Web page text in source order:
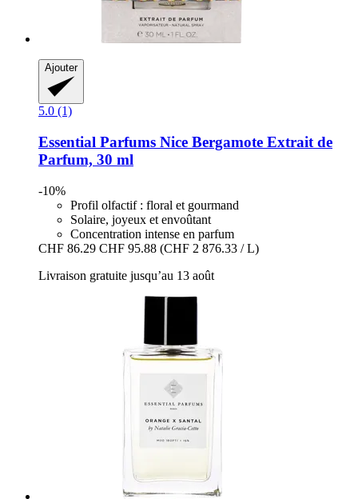
Ajouter
5.0 (1)
Essential Parfums Nice Bergamote Extrait de
Parfum, 30 ml
-10%
Profil olfactif : floral et gourmand
Solaire, joyeux et envoûtant
Concentration intense en parfum
CHF 86.29 CHF 95.88 (CHF 2 876.33 / L)
Livraison gratuite jusqu’au 13 août